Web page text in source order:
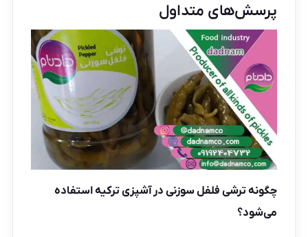
پرسش‌های متداول
چگونه ترشی فلفل سوزنی در آشپزی ترکیه استفاده
می‌شود؟